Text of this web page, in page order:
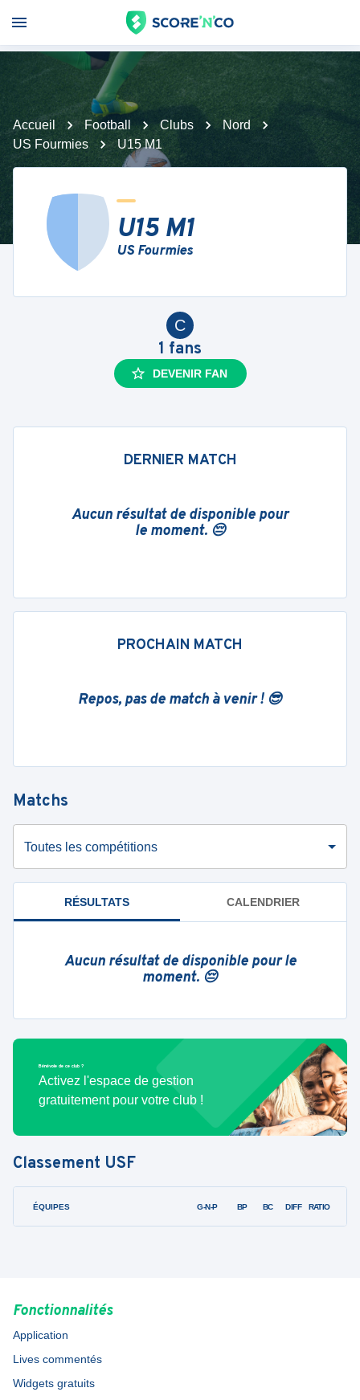
Accueil Football Clubs
Nord
US Fourmies
U15 M1
U15 M1
US Fourmies
C
1 fans
DEVENIR FAN
DERNIER MATCH
Aucun résultat de disponible pour
le moment. 😔
PROCHAIN MATCH
Repos, pas de match à venir ! 😎
Matchs
Toutes les compétitions
RÉSULTATS CALENDRIER
Aucun résultat de disponible pour le
moment. 😔
Bénévole de ce club ?
Activez l'espace de gestion
gratuitement pour votre club !
Classement USF
ÉQUIPES G-N-P BP BC DIFF RATIO
Fonctionnalités
Application
Lives commentés
Widgets gratuits